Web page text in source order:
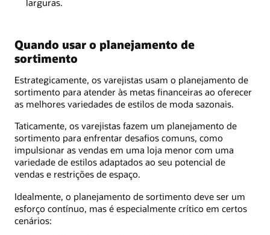
Quando usar o planejamento de
sortimento
Estrategicamente, os varejistas usam o planejamento de
sortimento para atender às metas financeiras ao oferecer
as melhores variedades de estilos de moda sazonais.
Taticamente, os varejistas fazem um planejamento de
sortimento para enfrentar desafios comuns, como
impulsionar as vendas em uma loja menor com uma
variedade de estilos adaptados ao seu potencial de
vendas e restrições de espaço.
Idealmente, o planejamento de sortimento deve ser um
esforço contínuo, mas é especialmente crítico em certos
cenários: